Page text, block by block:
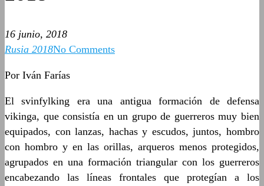
16 junio, 2018
Rusia 2018No Comments
Por Iván Farías
El svinfylking era una antigua formación de defensa
vikinga, que consistía en un grupo de guerreros muy bien
equipados, con lanzas, hachas y escudos, juntos, hombro
con hombro y en las orillas, arqueros menos protegidos,
agrupados en una formación triangular con los guerreros
encabezando las líneas frontales que protegían a los